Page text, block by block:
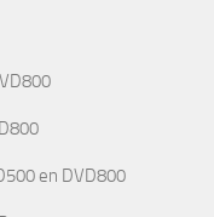
en DVD800